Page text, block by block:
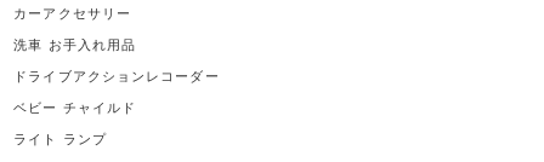
カーアクセサリー
洗車 お手入れ用品
ドライブアクションレコーダー
ベビー チャイルド
ライト ランプ